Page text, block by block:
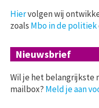
Hiervolgen wij
zoals Mbo in de politiek
Nieuwsbrief
Wil je het belangrijkste
mailbox? Meld je aan